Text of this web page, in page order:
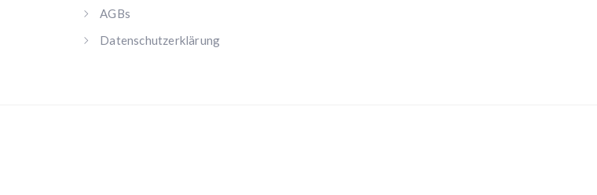
AGBs
Datenschutzerklärung